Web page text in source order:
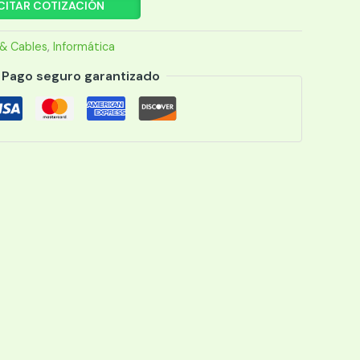
COTIZACIÓN
Cables, Informática
Pago seguro garantizado